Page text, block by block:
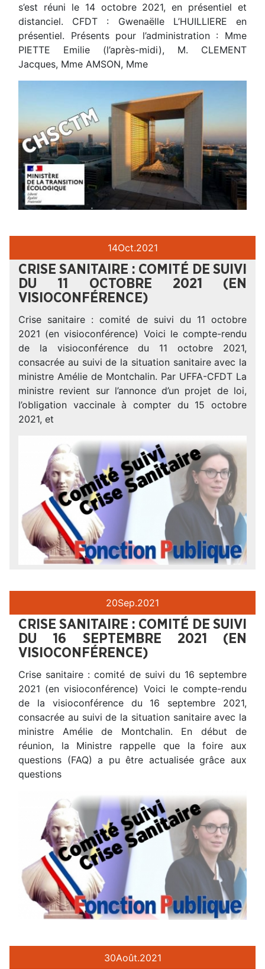
s’est réuni le 14 octobre 2021, en présentiel et
distanciel. CFDT : Gwenaëlle L’HUILLIERE en
présentiel. Présents pour l’administration : Mme
PIETTE Emilie (l’après-midi), M. CLEMENT
Jacques, Mme AMSON, Mme
14Oct.2021
CRISE SANITAIRE : COMITÉ DE SUIVI
DU 11 OCTOBRE 2021 (EN
VISIOCONFÉRENCE)
Crise sanitaire : comité de suivi du 11 octobre
2021 (en visioconférence) Voici le compte-rendu
de la visioconférence du 11 octobre 2021,
consacrée au suivi de la situation sanitaire avec la
ministre Amélie de Montchalin. Par UFFA-CFDT La
ministre revient sur l’annonce d’un projet de loi,
l’obligation vaccinale à compter du 15 octobre
2021, et
20Sep.2021
CRISE SANITAIRE : COMITÉ DE SUIVI
DU 16 SEPTEMBRE 2021 (EN
VISIOCONFÉRENCE)
Crise sanitaire : comité de suivi du 16 septembre
2021 (en visioconférence) Voici le compte-rendu
de la visioconférence du 16 septembre 2021,
consacrée au suivi de la situation sanitaire avec la
ministre Amélie de Montchalin. En début de
réunion, la Ministre rappelle que la foire aux
questions (FAQ) a pu être actualisée grâce aux
questions
30Août.2021